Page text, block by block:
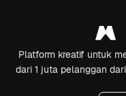
Platform kreatif untuk
dari 1 juta pelanggan